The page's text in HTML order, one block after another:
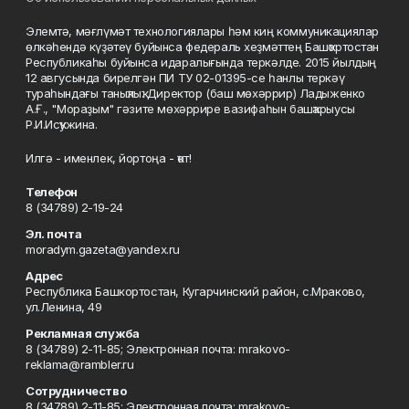
Элемтә, мәғлүмәт технологиялары һәм киң коммуникациялар
өлкәһендә күҙәтеү буйынса федераль хеҙмәттең Башҡортостан
Республикаһы буйынса идаралығында теркәлде. 2015 йылдың
12 авгусында бирелгән ПИ ТУ 02-01395-се һанлы теркәү
тураһындағы таныҡлыҡ. Директор (баш мөхәррир) Ладыженко
А.Ғ., "Мораҙым" гәзите мөхәррире вазифаһын башҡарыусы
Р.И.Исҡужина.
Илгә - именлек, йортоңа - ҡот!
Телефон
8 (34789) 2-19-24
Эл. почта
moradym.gazeta@yandex.ru
Адрес
Республика Башкортостан, Кугарчинский район, с.Мраково,
ул.Ленина, 49
Рекламная служба
8 (34789) 2-11-85; Электронная почта: mrakovo-
reklama@rambler.ru
Сотрудничество